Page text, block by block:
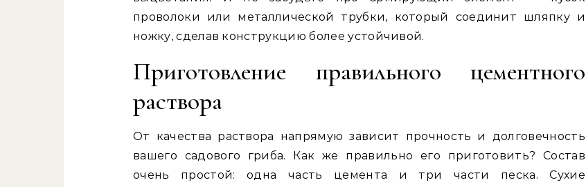
проволоки или металлической трубки, который соединит шляпку и
ножку, сделав конструкцию более устойчивой.
Приготовление правильного цементного
раствора
От качества раствора напрямую зависит прочность и долговечность
вашего садового гриба. Как же правильно его приготовить? Состав
очень простой: одна часть цемента и три части песка. Сухие